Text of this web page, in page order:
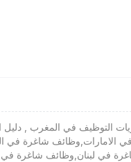
في المغرب , دليل
شاغرة في
في لبنان,وظائف